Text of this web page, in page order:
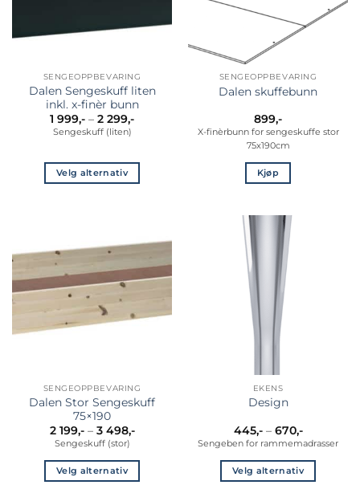
på
produktsiden
SENGEOPPBEVARING
Dalen Sengeskuff liten
inkl. x-finèr bunn
1 999,- – 2 299,-Prisområde:
2
Sengeskuff (liten)
Velg alternativ
flere
Alternativene
velges
på
SENGEOPPBEVARING
Dalen skuffebunn
899,-
X-finèrbunn for sengeskuffe stor
75x190cm
Kjøp
SENGEOPPBEVARING
Dalen Stor Sengeskuff
75×190
2 199,- – 3 498,-Prisområde:
til
498,-
Sengeskuff (stor)
Velg alternativ
EKENS
Design
445,- – 670,-
445,-
til
670,-
Sengeben for rammemadrasser
Velg alternativ